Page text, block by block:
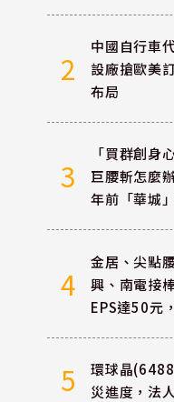
2
中國自行車
設廠搶歐美
布局
3
「買群創身
巨腰斬怎麼
年前「華城
4
金居、尖點
興、南電接
EPS達50元
5
環球晶
災進度，法